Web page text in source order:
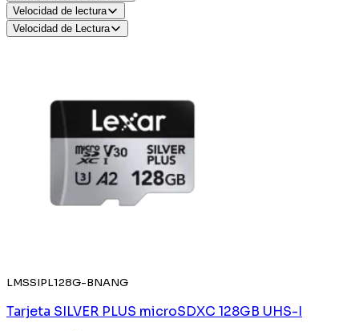
Velocidad de lectura
Velocidad de Lectura
LMSSIPL128G-BNANG
Tarjeta SILVER PLUS microSDXC 128GB UHS-I